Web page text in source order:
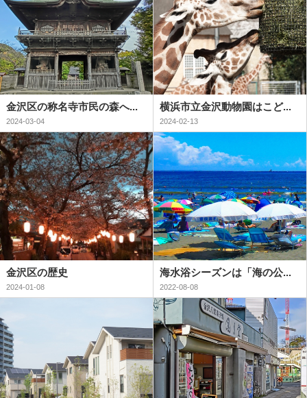
金沢区の称名寺市民の森へ...
2024-03-04
横浜市立金沢動物園はこど...
2024-02-13
金沢区の歴史
2024-01-08
海水浴シーズンは「海の公...
2022-08-08